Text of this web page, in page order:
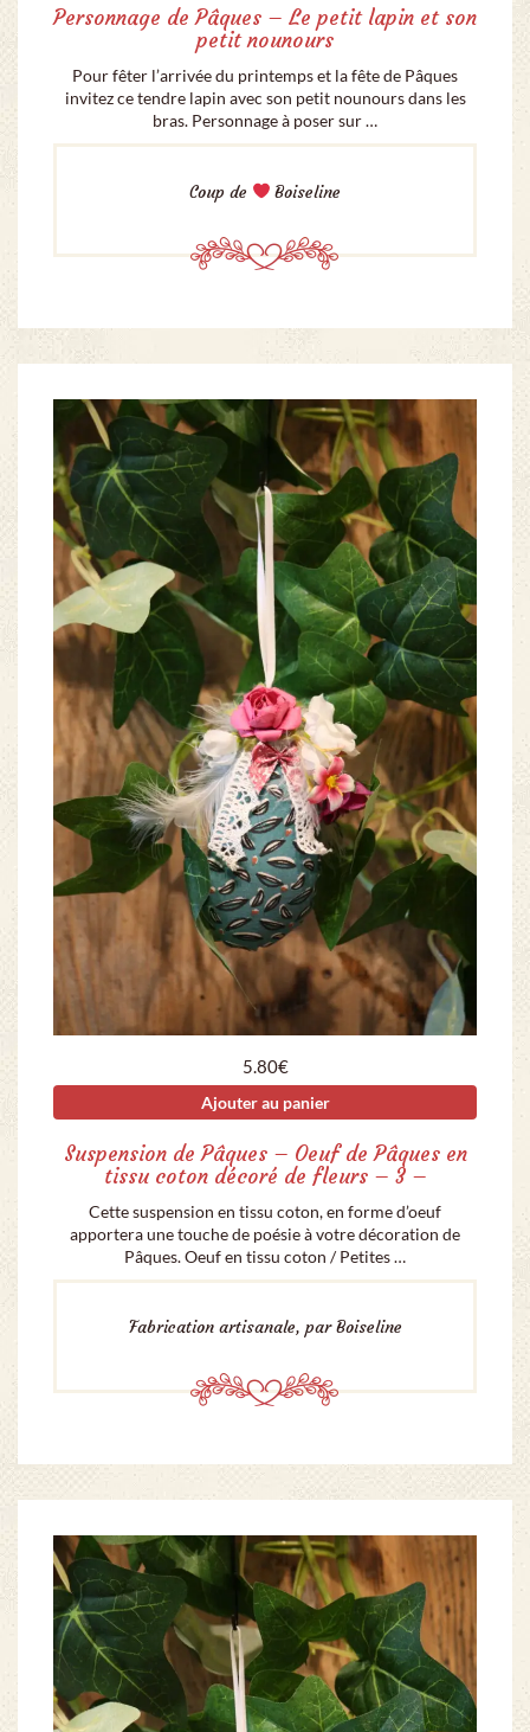
Personnage de Pâques – Le petit lapin et son
petit nounours
Pour fêter l’arrivée du printemps et la fête de Pâques
invitez ce tendre lapin avec son petit nounours dans les
bras. Personnage à poser sur …
Coup de Boiseline
5.80€
Ajouter au panier
Suspension de Pâques – Oeuf de Pâques en
tissu coton décoré de fleurs – 3 –
Cette suspension en tissu coton, en forme d’oeuf
apportera une touche de poésie à votre décoration de
Pâques. Oeuf en tissu coton / Petites …
Fabrication artisanale, par Boiseline